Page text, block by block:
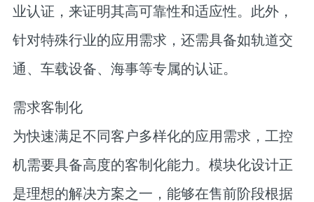
业认证，来证明其高可靠性和适应性。此外，
针对特殊行业的应用需求，还需具备如轨道交
通、车载设备、海事等专属的认证。
需求客制化
为快速满足不同客户多样化的应用需求，工控
机需要具备高度的客制化能力。模块化设计正
是理想的解决方案之一，能够在售前阶段根据